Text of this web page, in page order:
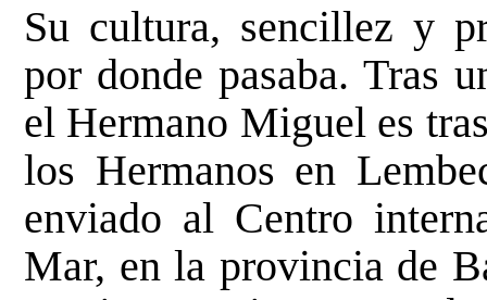
Su cultura, sencillez y
por donde pasaba. Tras
el Hermano Miguel es
los Hermanos en
enviado al Centro
Mar, en la provincia de